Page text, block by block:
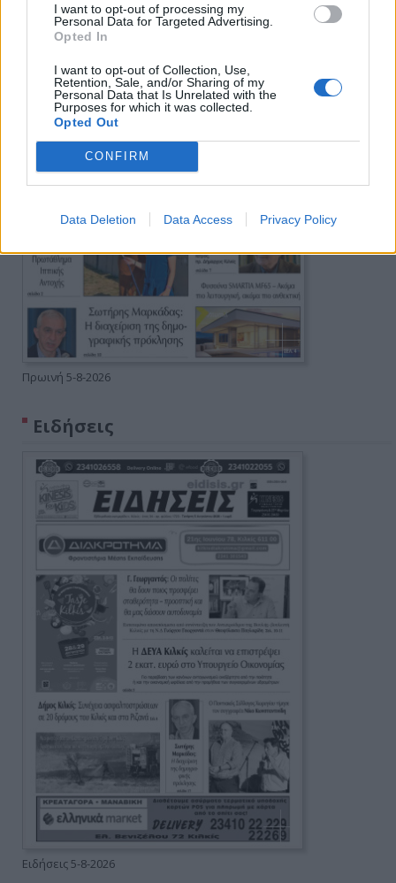
I want to opt-out of processing my
Personal Data for Targeted Advertising.
Opted In
I want to opt-out of Collection, Use,
Retention, Sale, and/or Sharing of my
Personal Data that Is Unrelated with the
Purposes for which it was collected.
Opted Out
CONFIRM
Data Deletion Data Access Privacy Policy
Πρωινή 5-8-2026
Ειδήσεις
Ειδήσεις 5-8-2026